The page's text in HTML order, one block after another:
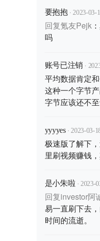
要抱抱 · 2023-03-
回复氪友Pejk：
吗
账号已注销 ·
平均数据肯定
这种一个字节
字节应该还不
yyyyes · 2023-03-
极速版了解下
里刷视频赚钱
是小朱啦 · 2023-
回复investor阿
易一直刷下去
时间的流逝。